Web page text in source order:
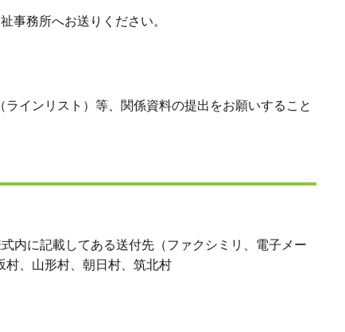
事務所へお送りください。
インリスト）等、関係資料の提出をお願いすること
内に記載してある送付先（ファクシミリ、電子メー
、山形村、朝日村、筑北村